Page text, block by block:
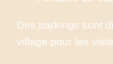
Des parkings sont
village pour les